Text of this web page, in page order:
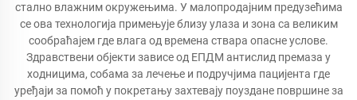
стално влажним окружењима. У малопродајним предузећима
се ова технологија примењује близу улаза и зона са великим
сообраћајем где влага од времена ствара опасне услове.
Здравствени објекти зависе од ЕПДМ антислид премаза у
ходницима, собама за лечење и подручјима пацијента где
уређаји за помоћ у покретању захтевају поуздане површине за